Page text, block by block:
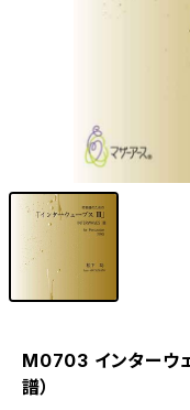
M0703 インターウ
譜）